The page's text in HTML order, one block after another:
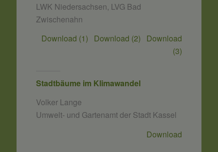
LWK Niedersachsen, LVG Bad
Zwischenahn
Download (1)
Download (2)
Download
(3)
Stadtbäume im Klimawandel
Volker Lange
Umwelt- und Gartenamt der Stadt Kassel
Download